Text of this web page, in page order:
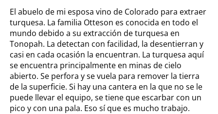
El abuelo de mi esposa vino de Colorado para extraer
turquesa. La familia Otteson es conocida en todo el
mundo debido a su extracción de turquesa en
Tonopah. La detectan con facilidad, la desentierran y
casi en cada ocasión la encuentran. La turquesa aquí
se encuentra principalmente en minas de cielo
abierto. Se perfora y se vuela para remover la tierra
de la superficie. Si hay una cantera en la que no se le
puede llevar el equipo, se tiene que escarbar con un
pico y con una pala. Eso sí que es mucho trabajo.